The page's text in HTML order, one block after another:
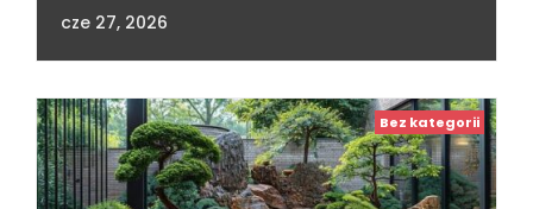
cze 27, 2026
Bez kategorii